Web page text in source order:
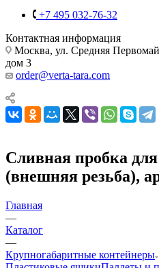
+7 495 032-76-32
Контактная информация
Москва, ул. Средняя
дом 3
order@verta-tara.com
Сливная пробка
(внешняя резьба),
Главная
—
Каталог
—
Крупногабаритные контейнеры